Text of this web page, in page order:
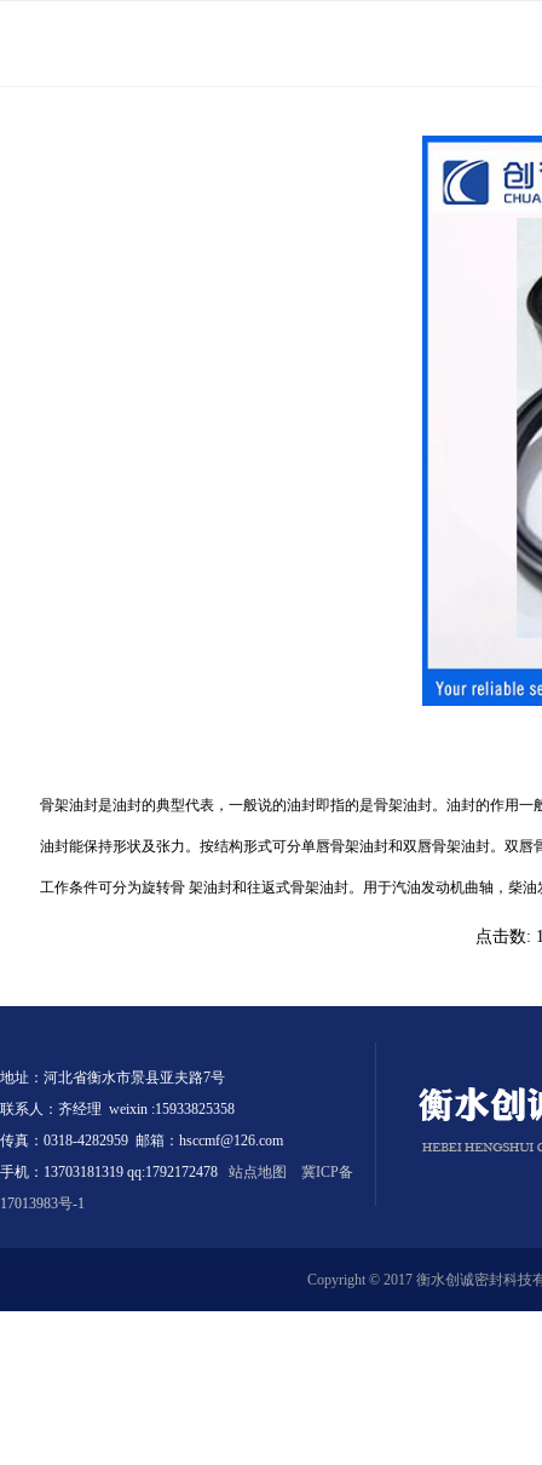
骨架油封是油封的典型代表，一般说的油封即指的是骨架油封。油封的作用
油封能保持形状及张力。按结构形式可分单唇骨架油封和双唇骨架油封。双
工作条件可分为旋转骨 架油封和往返式骨架油封。用于汽油发动机曲轴，柴
点击数:
地址：河北省衡水市景县亚夫路7号
联系人：齐经理 weixin :15933825358
传真：0318-4282959 邮箱：hsccmf@126.com
手机：13703181319 qq:1792172478 站点地图
冀ICP备
17013983号-1
Copyright © 2017 衡水创诚密封科